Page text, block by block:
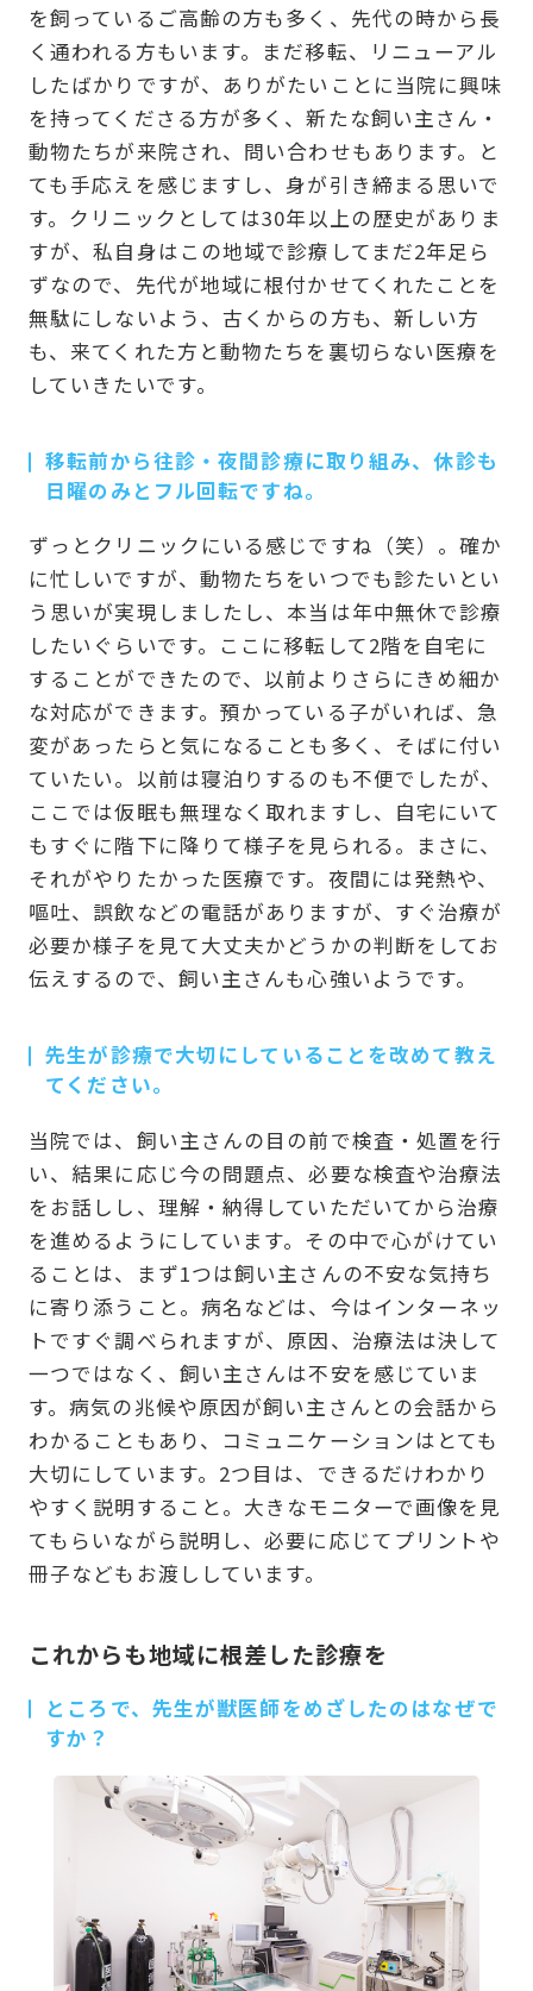
を飼っているご高齢の方も多く、先代の時から長
く通われる方もいます。まだ移転、リニューアル
したばかりですが、ありがたいことに当院に興味
を持ってくださる方が多く、新たな飼い主さん・
動物たちが来院され、問い合わせもあります。と
ても手応えを感じますし、身が引き締まる思いで
す。クリニックとしては30年以上の歴史がありま
すが、私自身はこの地域で診療してまだ2年足ら
ずなので、先代が地域に根付かせてくれたことを
無駄にしないよう、古くからの方も、新しい方
も、来てくれた方と動物たちを裏切らない医療を
していきたいです。
移転前から往診・夜間診療に取り組み、休診も
日曜のみとフル回転ですね。
ずっとクリニックにいる感じですね（笑）。確か
に忙しいですが、動物たちをいつでも診たいとい
う思いが実現しましたし、本当は年中無休で診療
したいぐらいです。ここに移転して2階を自宅に
することができたので、以前よりさらにきめ細か
な対応ができます。預かっている子がいれば、急
変があったらと気になることも多く、そばに付い
ていたい。以前は寝泊りするのも不便でしたが、
ここでは仮眠も無理なく取れますし、自宅にいて
もすぐに階下に降りて様子を見られる。まさに、
それがやりたかった医療です。夜間には発熱や、
嘔吐、誤飲などの電話がありますが、すぐ治療が
必要か様子を見て大丈夫かどうかの判断をしてお
伝えするので、飼い主さんも心強いようです。
先生が診療で大切にしていることを改めて教え
てください。
当院では、飼い主さんの目の前で検査・処置を行
い、結果に応じ今の問題点、必要な検査や治療法
をお話しし、理解・納得していただいてから治療
を進めるようにしています。その中で心がけてい
ることは、まず1つは飼い主さんの不安な気持ち
に寄り添うこと。病名などは、今はインターネッ
トですぐ調べられますが、原因、治療法は決して
一つではなく、飼い主さんは不安を感じていま
す。病気の兆候や原因が飼い主さんとの会話から
わかることもあり、コミュニケーションはとても
大切にしています。2つ目は、できるだけわかり
やすく説明すること。大きなモニターで画像を見
てもらいながら説明し、必要に応じてプリントや
冊子などもお渡ししています。
これからも地域に根差した診療を
ところで、先生が獣医師をめざしたのはなぜで
すか？